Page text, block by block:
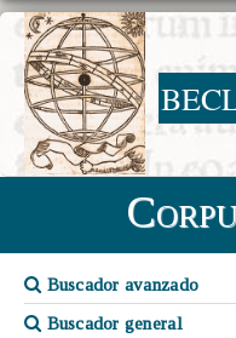
Buscador avanzado
Buscador general